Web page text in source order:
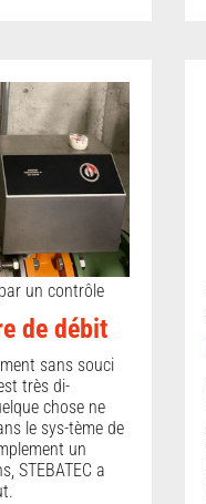
un contrôle
de débit
sans souci
très di-
chose ne
le sys-tème de
un
STEBATEC a